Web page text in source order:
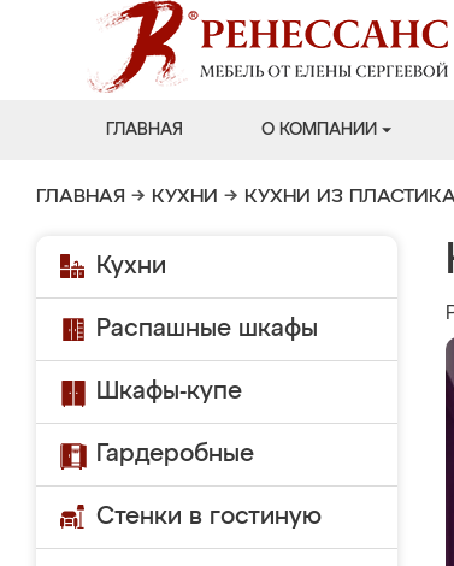
ГЛАВНАЯ О КОМПАНИИ
ГЛАВНАЯ → КУХНИ → КУХНИ ИЗ
Кухни
Распашные шкафы
Шкафы-купе
Гардеробные
Стенки в гостиную